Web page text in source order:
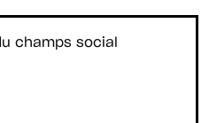
champs social